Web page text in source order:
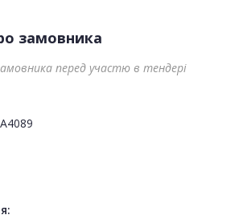
замовника
перед участю в тендері